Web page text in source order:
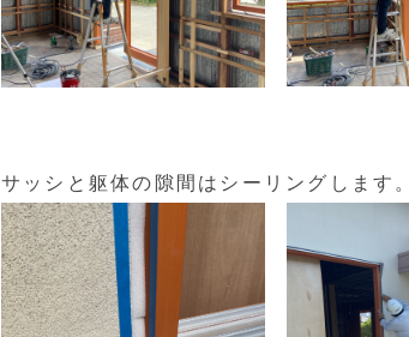
サッシと躯体の隙間はシーリングします。